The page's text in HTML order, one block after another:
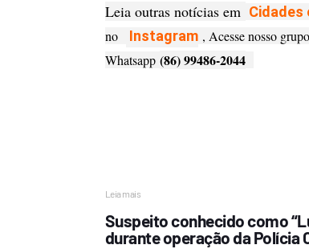
Leia outras notícias em Cidades
no
Instagram, Acesse nosso
Whatsapp (86) 99486-2044
Leia mais
Suspeito conhecido como
durante operação da Polícia